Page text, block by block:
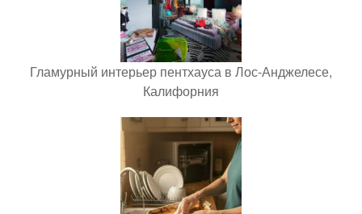
Гламурный интерьер пентхауса в Лос-Анджелесе,
Калифорния